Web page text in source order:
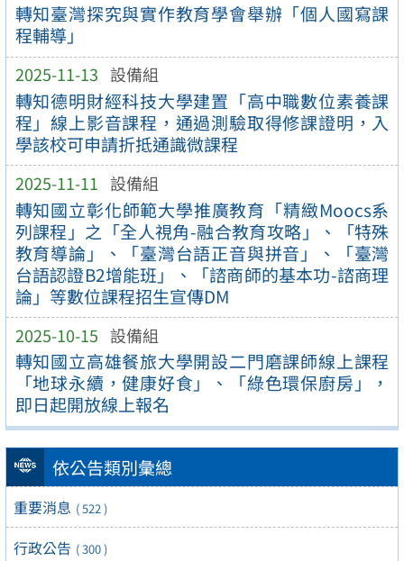
轉知臺灣探究與實作教育學會舉辦「個人國寫課
程輔導」
2025-11-13 設備組
轉知德明財經科技大學建置「高中職數位素養課
程」線上影音課程，通過測驗取得修課證明，入
學該校可申請折抵通識微課程
2025-11-11 設備組
轉知國立彰化師範大學推廣教育「精緻Moocs系
列課程」之「全人視角-融合教育攻略」、「特殊
教育導論」、「臺灣台語正音與拼音」、「臺灣
台語認證B2增能班」、「諮商師的基本功-諮商理
論」等數位課程招生宣傳DM
2025-10-15 設備組
轉知國立高雄餐旅大學開設二門磨課師線上課程
「地球永續，健康好食」、「綠色環保廚房」，
即日起開放線上報名
依公告類別彙總
重要消息 ( 522 )
行政公告 ( 300 )